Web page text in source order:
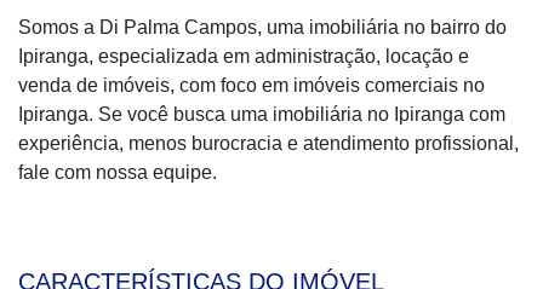
Somos a Di Palma Campos, uma imobiliária no bairro do
Ipiranga, especializada em administração, locação e
venda de imóveis, com foco em imóveis comerciais no
Ipiranga. Se você busca uma imobiliária no Ipiranga com
experiência, menos burocracia e atendimento profissional,
fale com nossa equipe.
CARACTERÍSTICAS DO IMÓVEL